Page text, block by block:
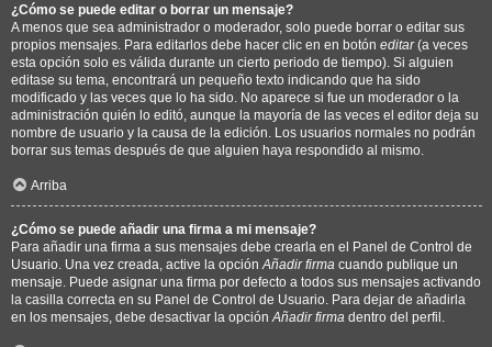
¿Cómo se puede editar o borrar un mensaje?
A menos que sea administrador o moderador, solo puede borrar o editar sus
propios mensajes. Para editarlos debe hacer clic en en botón editar(a veces
esta opción solo es válida durante un cierto periodo de tiempo). Si alguien
editase su tema, encontrará un pequeño texto indicando que ha sido
modificado y las veces que lo ha sido. No aparece si fue un moderador o la
administración quién lo editó, aunque la mayoría de las veces el editor deja su
nombre de usuario y la causa de la edición. Los usuarios normales no podrán
borrar sus temas después de que alguien haya respondido al mismo.
Arriba
¿Cómo se puede añadir una firma a mi mensaje?
Para añadir una firma a sus mensajes debe crearla en el Panel de Control de
Usuario. Una vez creada, active la opción Añadir firma cuando publique un
mensaje. Puede asignar una firma por defecto a todos sus mensajes activando
la casilla correcta en su Panel de Control de Usuario. Para dejar de añadirla
en los mensajes, debe desactivar la opción Añadir firma dentro del perfil.